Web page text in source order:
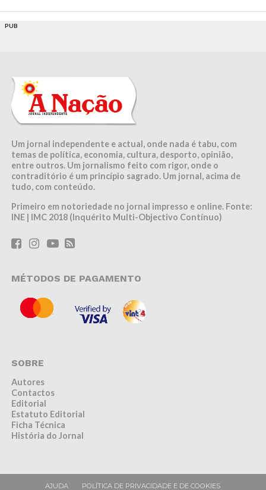
PUB
Um jornal independente e actual, onde nada é tabu, com
temas de política, economia, cultura, desporto, opinião,
entre outros. Um jornalismo feito com rigor, onde o
contraditório é um princípio sagrado. Um jornal, acima de
tudo, com conteúdo.
Primeiro em notoriedade no jornal impresso e online. Fonte:
INE | IMC 2018 (Inquérito Multi-Objectivo Contínuo)
MÉTODOS DE PAGAMENTO
SOBRE
Autores
Contactos
Editorial
Estatuto Editorial
Ficha Técnica
História do Jornal
AJUDA POLÍTICA DE PRIVACIDADE E DE COOKIES